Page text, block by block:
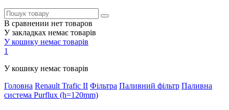
В сравнении нет товаров
У закладках немає товарів
У кошику немає товарів
1
У кошику немає товарів
Головна Renault Trafic II Фільтра Паливний фільтр Паливна
система Purflux (h=120mm)